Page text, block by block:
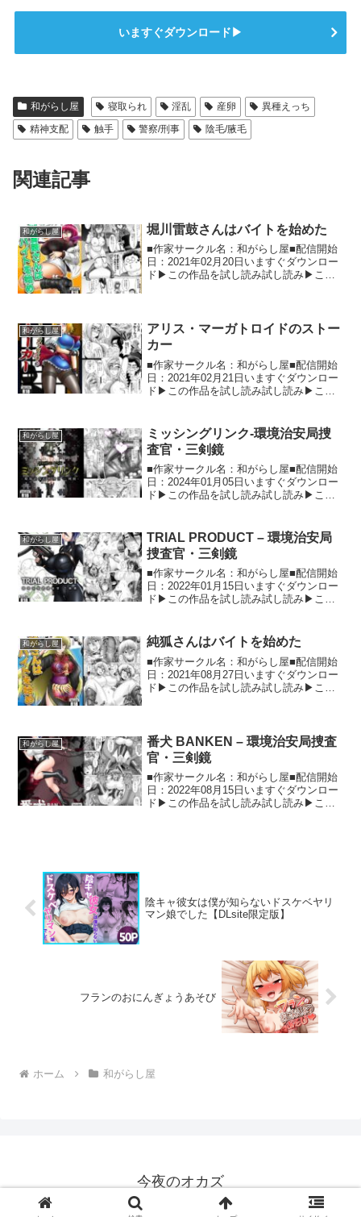
いますぐダウンロード▶
和がらし屋 寝取られ 淫乱 産卵
異種えっち
精神支配
触手 警察/刑事 陰毛/腋毛
関連記事
和がらし屋 堀川雷鼓さんはバイトを始めた
■作家サークル名：和がらし屋■配信開始
日：2021年02月20日いますぐダウンロー
ド▶この作品を試し読み試し読み▶この
す。本...
和がらし屋
アリス・マーガトロイドのストー
カー
■作家サークル名：和がらし屋■配信開始
日：2021年02月21日いますぐダウンロー
ド▶この作品を試し読み試し読み▶この
ーカー男目線の成人向コメディ漫画で
す。本文...
和がらし屋
ミッシングリンク-環境治安局捜
査官・三剣鏡
■作家サークル名：和がらし屋■配信開始
日：2024年01月05日いますぐダウンロー
ド▶この作品を試し読み試し読み▶この
シリーズ?の5作目です。架空の都市「鷹
羽市」内...
和がらし屋
TRIAL PRODUCT – 環境治安局
捜査官・三剣鏡
■作家サークル名：和がらし屋■配信開始
日：2022年01月15日いますぐダウンロー
ド▶この作品を試し読み試し読み▶この
す。架空の都市「鷹羽市」内で起きる異
界生物事件に...
和がらし屋 純狐さんはバイトを始めた
■作家サークル名：和がらし屋■配信開始
日：2021年08月27日いますぐダウンロー
ド▶この作品を試し読み試し読み▶この
ア...
和がらし屋
番犬 BANKEN – 環境治安局捜査
官・三剣鏡
■作家サークル名：和がらし屋■配信開始
日：2022年08月15日いますぐダウンロー
ド▶この作品を試し読み試し読み▶この
陰キャ彼女は僕が知らないドスケベヤリ
マン娘でした【DLsite限定版】
フランのおにんぎょうあそび
ホーム 和がらし屋
今夜のオカズ
© 2025 今夜のオカズ.